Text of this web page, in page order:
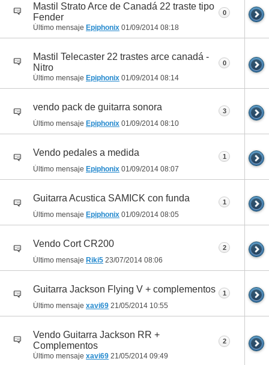
Mastil Strato Arce de Canadá 22 traste tipo
Fender
Último mensaje Epiphonix 01/09/2014 08:18
0
Mastil Telecaster 22 trastes arce canadá -
Nitro
Último mensaje Epiphonix 01/09/2014 08:14
0
vendo pack de guitarra sonora
Último mensaje Epiphonix 01/09/2014 08:10
3
Vendo pedales a medida
Último mensaje Epiphonix 01/09/2014 08:07
1
Guitarra Acustica SAMICK con funda
Último mensaje Epiphonix 01/09/2014 08:05
1
Vendo Cort CR200
Último mensaje Riki5 23/07/2014 08:06
2
Guitarra Jackson Flying V + complementos
Último mensaje xavi69 21/05/2014 10:55
1
Vendo Guitarra Jackson RR +
Complementos
Último mensaje xavi69 21/05/2014 09:49
2